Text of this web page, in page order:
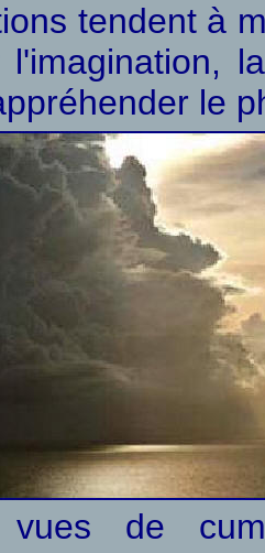
tendent à
l'imagination,
le
de